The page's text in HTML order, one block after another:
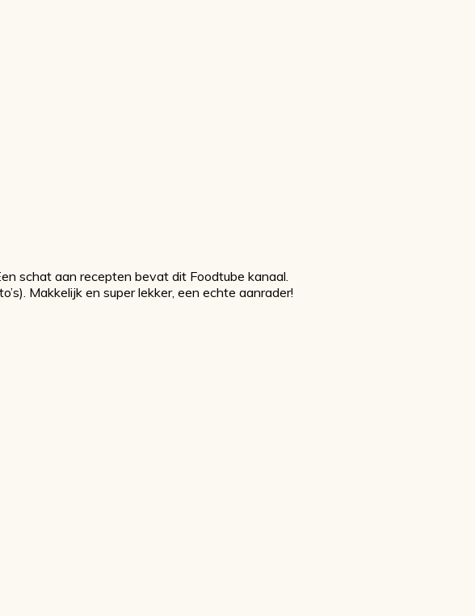
schat aan recepten bevat dit Foodtube kanaal.
Makkelijk en super lekker, een echte aanrader!